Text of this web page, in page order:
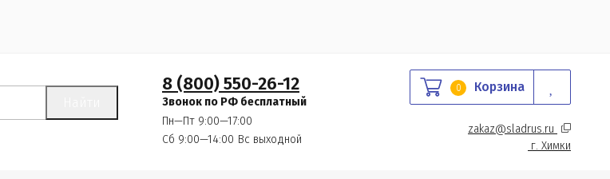
8 (800) 550-26-12
Звонок по РФ бесплатный
Пн—Пт 9:00—17:00
Сб 9:00—14:00 Вс выходной
0 Корзина
zakaz@sladrus.ru
г. Химки